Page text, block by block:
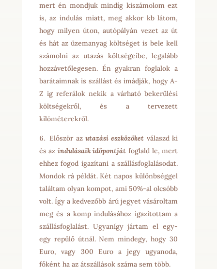
mert én mondjuk mindíg kiszámolom ezt
is, az indulás miatt, meg akkor kb látom,
hogy milyen úton, autópályán vezet az út
és hát az üzemanyag költséget is bele kell
számolni az utazás költségeibe, legalább
hozzávetőlegesen. Én gyakran foglalok a
barátaimnak is szállást és imádják, hogy A-
Z ig referálok nekik a várható bekerülési
költségekről, és a tervezett
kilóméterekről.
Először az utazási eszközöket válaszd ki
és az indulásaik időpontját foglald le, mert
ehhez fogod igazítani a szállásfoglalásodat.
Mondok rá példát. Két napos különbséggel
találtam olyan kompot, ami 50%-al olcsóbb
volt. Így a kedvezőbb árú jegyet vásároltam
meg és a komp indulásához igazítottam a
szállásfoglalást. Ugyanígy jártam el egy-
egy repülő útnál. Nem mindegy, hogy 30
Euro, vagy 300 Euro a jegy ugyanoda,
főként ha az átszállások száma sem több.